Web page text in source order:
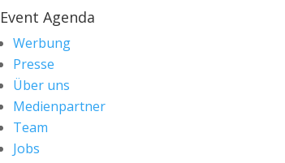
Event Agenda
Werbung
Presse
Über uns
Medienpartner
Team
Jobs